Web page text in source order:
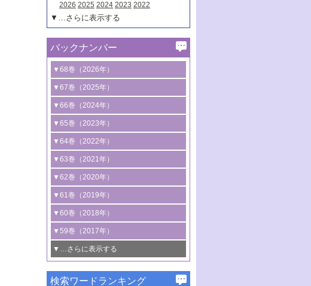
2026 2025 2024 2023 2022
▼…さらに表示する
バックナンバー
▼68巻（2026年）
1号 過酸化水素合成に関する研究動向
2号 コンピューター技術により加速する
触媒開発
3号 有機分子変換やCO 資源化のための
光触媒に関する最近の研究
B号 第137回触媒討論会（2026年）
▼67巻（2025年）
1号 CO
水素化によるグリーン燃料/グリ
ーンケミカル製造
2号 水素製造のための水分解技術に関す
る最近の研究
3号 オレフィン系樹脂の精密合成に関す
る最新技術
4号 アルコール類の効率的変換を実現す
る非貴金属触媒の研究動向
5号 ゼオライトの合成と応用における研
究動向
6号 ヘテロ接合界面
B号 第135回触媒討論会（2025年）
▼66巻（2024年）
1号 低次元ナノ構造を有する触媒材料
2号 規制反応場を活用した固体触媒研究
の新展開
3号 未踏分子変換を目指した酸化触媒プ
ロセスの最前線
4号 シンクロトロン放射光および中性子
線を利用した触媒解析技術の最先端
5号 単原子触媒
6号 参照触媒委員会からのお知らせ
B号 第133回触媒討論会（2023年）
▼65巻（2023年）
1号 炭素が関わる触媒機能
2号 プラスチックケミカルリサイクルの
ための触媒技術
3号 非酸化物系金属化合物を基盤とした
触媒材料の開発
4号 格子酸素・格子酸素欠陥を利用した
触媒反応
5号 生体触媒によるエネルギー変換反応
6号 窒素とリンの循環のための触媒・機
能性材料
▼64巻（2022年）
1号 合成ガス製造とCOを用いるケミカル
ズ合成の最新動向
2号 化学品合成のための合金触媒開発
3号 CO の排出削減および有効活用のた
めの触媒技術
4号 若手による情報発信企画～とびたて
若き触媒の研究者たち～（1）
若き触媒の研究者たち～（2）
▼63巻（2021年）
1号 金触媒の新展開
2号 ペロブスカイト
3号 特殊反応場を利用した触媒的分子変
換反応
4号 多孔質材料を用いた触媒の新展開
5号 情報学的手法を用いた触媒開発
6号 カーボンニュートラルに向けた電解
▼62巻（2020年）
1号 触媒設計を拓く欠陥構造のキャラク
タリゼーション
2号 機能化学品製造に資するクリーンな
触媒的酸化反応
3号 水処理のための触媒化学
4号 光触媒を用いた水分解の最新の研究
動向
▼61巻（2019年）
1号 物質移動制御に着目した触媒プロセ
ス開発
2号 CO2 フリー水素サプライチェーンに
関わる触媒開発動向
3号 精密高分子合成に関する最近の研究
▼60巻（2018年）
1号 固体酸触媒の最新の研究動向
2号 二酸化炭素からの有用化学品合成
3号 ナノ粒子・クラスター触媒の最前線
4号 60周年記念企画
▼59巻（2017年）
1号 いたるところに，触媒
最先端技術
▼…さらに表示する
検索ワードランキング